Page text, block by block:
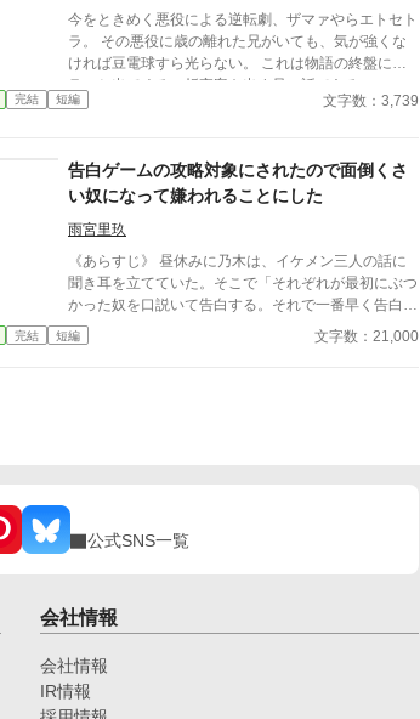
今をときめく悪役による逆転劇、ザマァやらエトセト
ラ。 その悪役に歳の離れた兄がいても、気が強くな
ければ豆電球すら光らない。 これは物語の終盤にチ
ラッと出てくる、折衷案を出す兄の話である。
完結 短編 文字数：3,739
告白ゲームの攻略対象にされたので面倒くさ
い奴になって嫌われることにした
雨宮里玖
《あらすじ》 昼休みに乃木は、イケメン三人の話に
聞き耳を立てていた。そこで「それぞれが最初にぶつ
かった奴を口説いて告白する。それで一番早く告白オ
ッケーもらえた奴が勝ち」という告白ゲームをする話
を聞いた。 その直後、乃木は三人のうちで一番のモ
完結 短編 文字数：21,000
公式SNS一覧
会社情報
会社情報
IR情報